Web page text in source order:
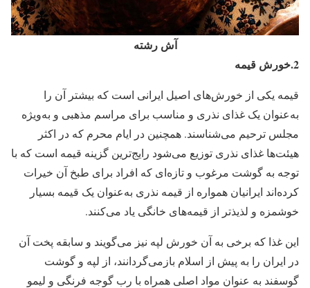
آش رشته
2.خورش قیمه
قیمه یکی از خورش‌های اصیل ایرانی است که بیشتر آن را
به‌عنوان یک غذای نذری و مناسب برای مراسم مذهبی و به‌ویژه
مجلس ترحیم می‌شناسند. همچنین در ایام محرم که در اکثر
هیئت‌ها غذای نذری توزیع می‌شود رایج‌ترین گزینه قیمه است که با
توجه به گوشت مرغوب و تازه‌ای که افراد برای طبخ آن خیرات
کرده‌اند ایرانیان همواره از قیمه‌ نذری به‌عنوان یک قیمه‌ بسیار
خوشمزه و لذیذتر از قیمه‌های خانگی یاد می‌کنند.
این غذا که برخی به آن خورش لپه نیز می‌گویند و سابقه پخت آن
در ایران را به پیش از اسلام بازمی‌گردانند، از لپه و گوشت
گوسفند به عنوان مواد اصلی همراه با رب گوجه فرنگی و لیمو